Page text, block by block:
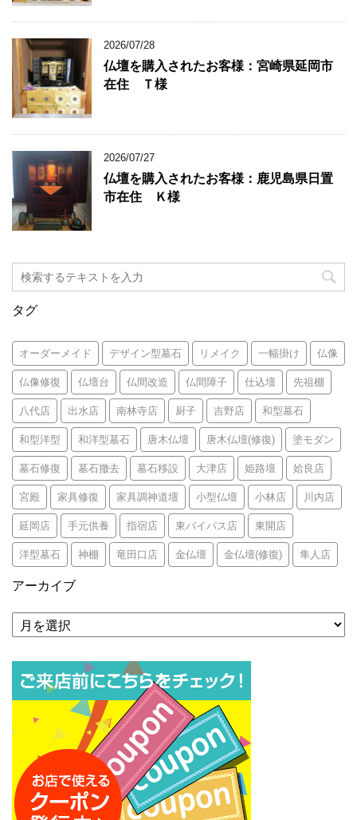
2026/07/28
仏壇を購入されたお客様：宮崎県延岡市
在住 Ｔ様
2026/07/27
仏壇を購入されたお客様：鹿児島県日置
市在住 Ｋ様
タグ
オーダーメイド デザイン型墓石 リメイク 一幅掛け 仏像
仏像修復 仏壇台 仏間改造 仏間障子 仕込壇 先祖棚
八代店 出水店 南林寺店 厨子 吉野店 和型墓石
和型洋型 和洋型墓石 唐木仏壇 唐木仏壇(修復) 塗モダン
墓石修復 墓石撤去 墓石移設 大津店 姫路壇 姶良店
宮殿 家具修復 家具調神道壇 小型仏壇 小林店 川内店
延岡店 手元供養 指宿店 東バイパス店 東開店
洋型墓石 神棚 竜田口店 金仏壇 金仏壇(修復) 隼人店
アーカイブ
ア
ー
ブ